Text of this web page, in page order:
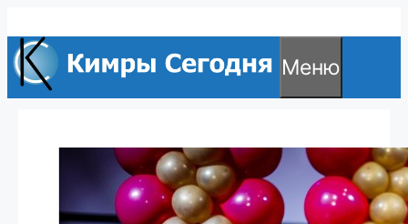
к
содержимому
Меню